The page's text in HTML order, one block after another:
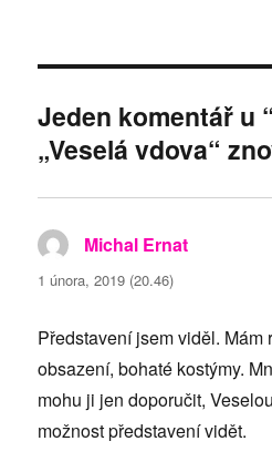
Jeden komentář u
„Veselá vdova“
Michal Ernat
1 února, 2019 (20.46)
Představení jsem viděl. Mám
obsazení, bohaté kostýmy.
mohu ji jen doporučit,
možnost představení vidět.